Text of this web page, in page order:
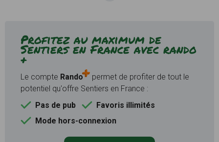
Profitez au maximum de
Sentiers en France avec rando
+
Le compte Rando
permet de profiter de tout le
potentiel qu'offre Sentiers en France :
Pas de pub
Favoris illimités
Mode hors-connexion